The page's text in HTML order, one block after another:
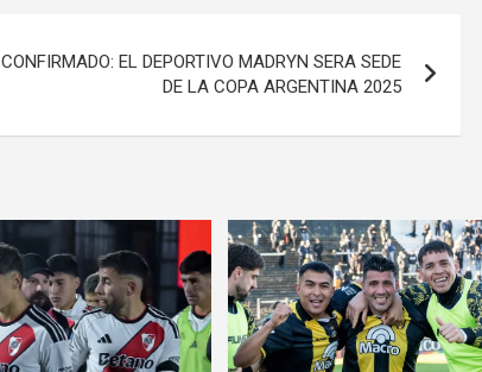
CONFIRMADO: EL DEPORTIVO MADRYN SERA SEDE
DE LA COPA ARGENTINA 2025